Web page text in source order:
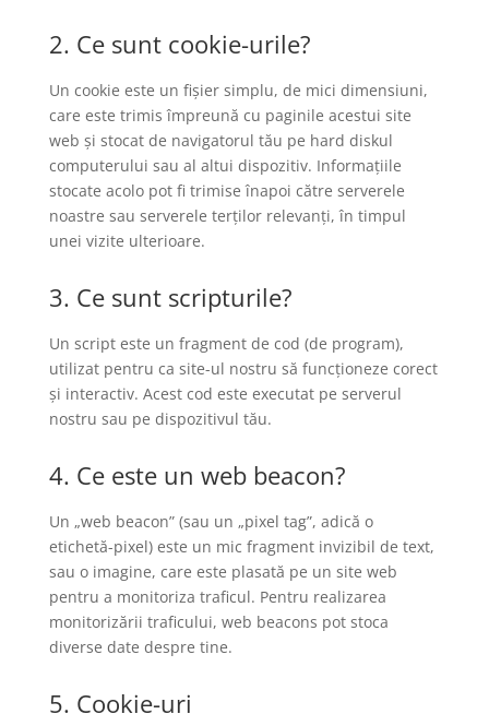
2. Ce sunt cookie-urile?
Un cookie este un fișier simplu, de mici dimensiuni,
care este trimis împreună cu paginile acestui site
web și stocat de navigatorul tău pe hard diskul
computerului sau al altui dispozitiv. Informațiile
stocate acolo pot fi trimise înapoi către serverele
noastre sau serverele terților relevanți, în timpul
unei vizite ulterioare.
3. Ce sunt scripturile?
Un script este un fragment de cod (de program),
utilizat pentru ca site-ul nostru să funcționeze corect
și interactiv. Acest cod este executat pe serverul
nostru sau pe dispozitivul tău.
4. Ce este un web beacon?
Un „web beacon” (sau un „pixel tag”, adică o
etichetă-pixel) este un mic fragment invizibil de text,
sau o imagine, care este plasată pe un site web
pentru a monitoriza traficul. Pentru realizarea
monitorizării traficului, web beacons pot stoca
diverse date despre tine.
5. Cookie-uri